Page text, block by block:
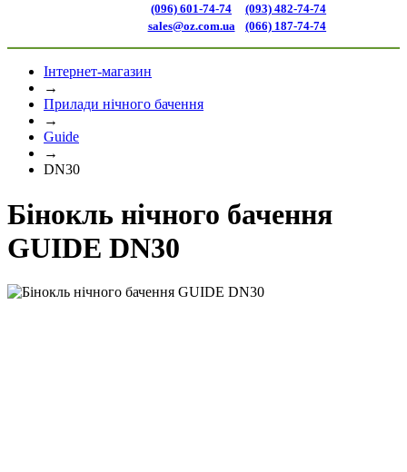
(096) 601-74-74
sales@oz.com.ua
(093) 482-74-74
(066) 187-74-74
Інтернет-магазин
→
Прилади нічного бачення
→
Guide
→
DN30
Бінокль нічного бачення
GUIDE DN30